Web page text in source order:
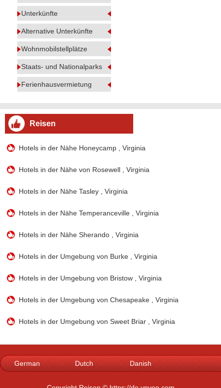
Unterkünfte
Alternative Unterkünfte
Wohnmobilstellplätze
Staats- und Nationalparks
Ferienhausvermietung
Reisen
Hotels in der Nähe Honeycamp , Virginia
Hotels in der Nähe von Rosewell , Virginia
Hotels in der Nähe Tasley , Virginia
Hotels in der Nähe Temperanceville , Virginia
Hotels in der Nähe Sherando , Virginia
Hotels in der Umgebung von Burke , Virginia
Hotels in der Umgebung von Bristow , Virginia
Hotels in der Umgebung von Chesapeake , Virginia
Hotels in der Umgebung von Sweet Briar , Virginia
German Dutch Danish